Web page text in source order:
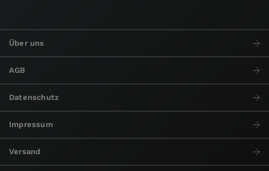
Über uns
AGB
Datenschutz
Impressum
Versand